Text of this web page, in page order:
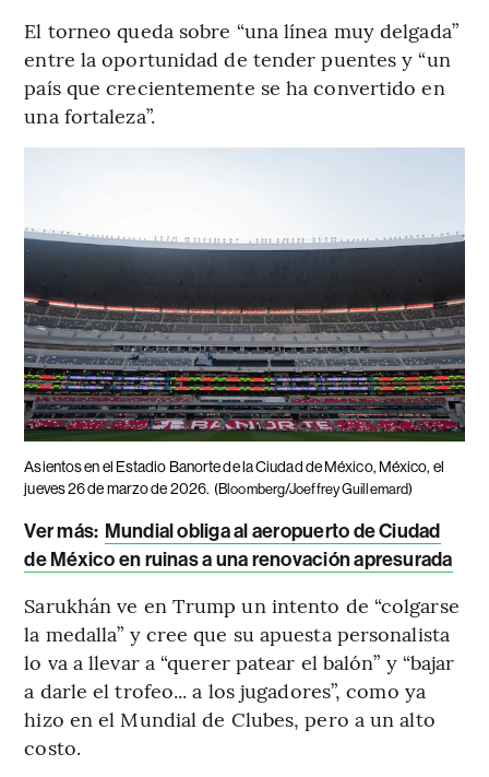
El torneo queda sobre “una línea muy delgada”
entre la oportunidad de tender puentes y “un
país que crecientemente se ha convertido en
una fortaleza”.
Asientos en el Estadio Banorte de la Ciudad de México, México, el
jueves 26 de marzo de 2026. (Bloomberg/Joeffrey Guillemard)
Ver más: Mundial obliga al aeropuerto de Ciudad
de México en ruinas a una renovación apresurada
Sarukhán ve en Trump un intento de “colgarse
la medalla” y cree que su apuesta personalista
lo va a llevar a “querer patear el balón” y “bajar
a darle el trofeo... a los jugadores”, como ya
hizo en el Mundial de Clubes, pero a un alto
costo.